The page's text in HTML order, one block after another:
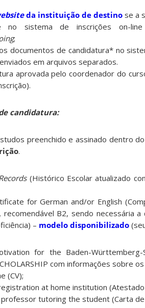
da instituição de destino se a
no sistema de inscrições on-
;
documentos de candidatura* no
em arquivos separados.
aprovada pelo coordenador do
candidatura:
preenchido e assinado dentro
.
(Histórico Escolar atualizado
for German and/or English
recomendável B2, sendo necessária
– modelo disponibilizado
for the Baden-Württemberg-
com informações sobre
(CV);
at home institution
professor tutoring the student (Carta